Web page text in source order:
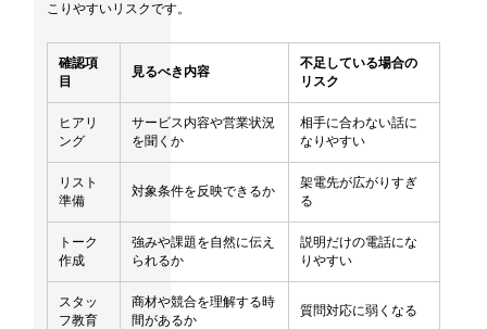
こりやすいリスクです。
確認項
目
見るべき内容
不足している場合の
リスク
ヒアリ
ング
サービス内容や営業状況
を聞くか
相手に合わない話に
なりやすい
リスト
準備
対象条件を反映できるか
架電先が広がりすぎ
る
トーク
作成
強みや課題を自然に伝え
られるか
説明だけの電話にな
りやすい
スタッ
フ教育
商材や競合を理解する時
間があるか
質問対応に弱くなる